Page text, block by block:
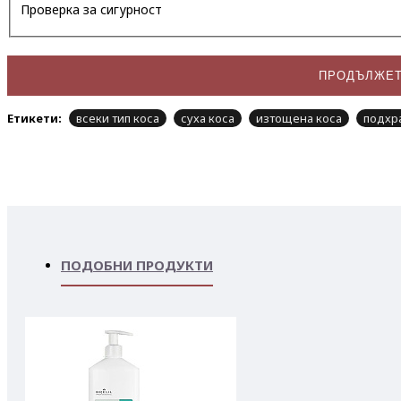
Проверка за сигурност
Етикети: всеки тип коса суха коса изтощена коса
ПОДОБНИ ПРОДУКТИ